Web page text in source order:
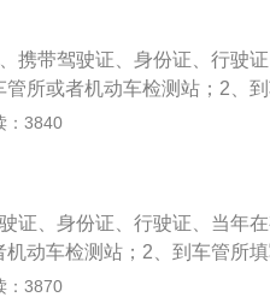
验；3、车管所的检验机构，
通道和窗口，车主在检车时
合格报告单领取年检合格标
携带驾驶证、身份证、行驶
所或者机动车检测站；2、
材料全部交给工作人员，并
后，立即上线检测，上线检
4、拿着合格表到指定窗口领
贴和环保贴时，要各交一份
可以提前60天进行，合理安
检车前还要查询一下有没有
：3840
证、身份证、行驶证、当年
动车检测站；2、到车管所
交给工作人员，并且缴纳检
：3870